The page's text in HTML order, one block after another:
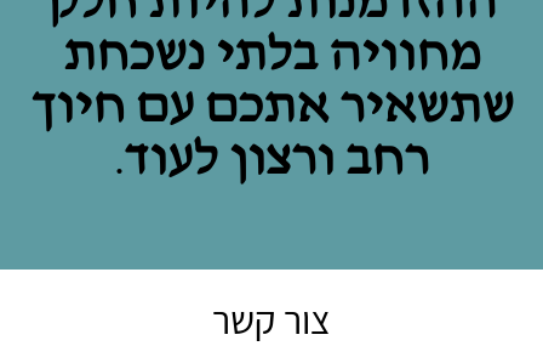
מחוויה בלתי נשכחת
שתשאיר אתכם עם חיוך
רחב ורצון לעוד.
צור קשר